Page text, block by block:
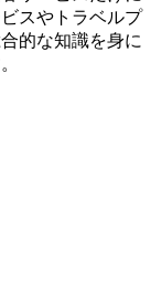
スやトラベルプ
的な知識を身に